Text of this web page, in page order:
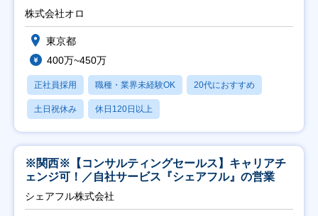
修充実】
株式会社オロ
東京都
400万~450万
正社員採用 職種・業界未経験OK 20代におすすめ
土日祝休み 休日120日以上
※関西※【コンサルティングセールス】キャリアチ
ェンジ可！／自社サービス『シェアフル』の営業
シェアフル株式会社